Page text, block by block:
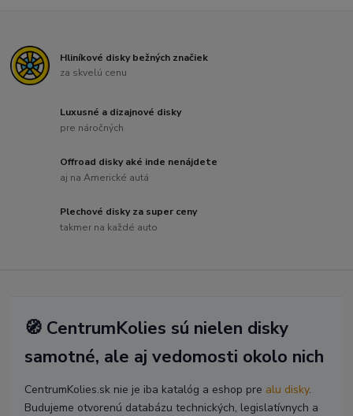
Hliníkové disky bežných značiek
za skvelú cenu
Luxusné a dizajnové disky
pre náročných
Offroad disky aké inde nenájdete
aj na Americké autá
Plechové disky za super ceny
takmer na každé auto
🧭 CentrumKolies sú nielen disky
samotné, ale aj vedomosti okolo nich
CentrumKolies.sk nie je iba katalóg a eshop pre alu disky.
Budujeme otvorenú databázu technických, legislatívnych a